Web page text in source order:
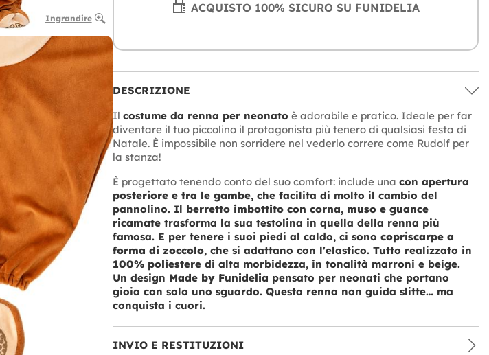
Ingrandire
ACQUISTO 100% SICURO SU FUNIDELIA
DESCRIZIONE
Il costume da renna per neonato è adorabile e pratico. Ideale per far
diventare il tuo piccolino il protagonista più tenero di qualsiasi festa di
Natale. È impossibile non sorridere nel vederlo correre come Rudolf per
la stanza!
È progettato tenendo conto del suo comfort: include una con apertura
posteriore e tra le gambe, che facilita di molto il cambio del
pannolino. Il berretto imbottito con corna, muso e guance
ricamatetrasforma la sua testolina in quella della renna più
famosa. E per tenere i suoi piedi al caldo, ci sono copriscarpe a
forma di zoccolo, che si adattano con l'elastico. Tutto realizzato in
100% poliesteredi alta morbidezza, in tonalità marroni e beige.
Un design Made by Funidelia pensato per neonati che portano
gioia con solo uno sguardo. Questa renna non guida slitte… ma
conquista i cuori.
INVIO E RESTITUZIONI